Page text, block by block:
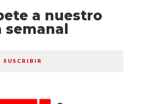
a nuestro
SUSCRIBIR